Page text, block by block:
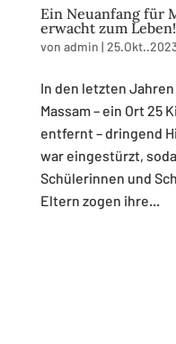
Ein Neuanfang für
erwacht zum Leben!
von admin |
In den letzten
Massam – ein Ort 25
entfernt – dringend
war eingestürzt,
Schülerinnen und
Eltern zogen ihre...